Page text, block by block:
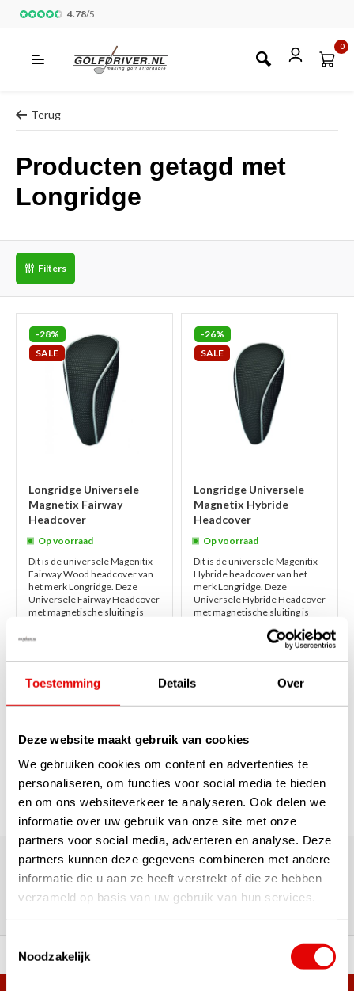
Toestemming Details Over
Deze website maakt gebruik van cookies
We gebruiken cookies om content en advertenties te
personaliseren, om functies voor social media te bieden
en om ons websiteverkeer te analyseren. Ook delen we
informatie over uw gebruik van onze site met onze
partners voor social media, adverteren en analyse. Deze
partners kunnen deze gegevens combineren met andere
informatie die u aan ze heeft verstrekt of die ze hebben
verzameld op basis van uw gebruik van hun services.
Toestemmingsselectie
Noodzakelijk
4.78/5
0
Terug
Producten getagd met
Longridge
Filters
-28%
SALE
Longridge Universele
Magnetix Fairway
Headcover
Op voorraad
Dit is de universele Magenitix
Fairway Wood headcover van
het merk Longridge. Deze
Universele Fairway Headcover
met magnetische sluiting is
€24,95
-26%
SALE
Longridge Universele
Magnetix Hybride
Headcover
Op voorraad
Dit is de universele Magenitix
Hybride headcover van het
merk Longridge. Deze
Universele Hybride Headcover
met magnetische sluiting is
Pagina 1 van 1
180.000+ Klanten | 5.000+ Reviews | Trusted Shops, TrustPilot,
Google
Reviews: Onze klanten aan het
woord
A-merken! Vóór 15:00 besteld,